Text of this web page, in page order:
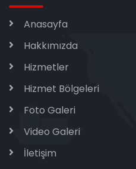
Anasayfa
Hakkımızda
Hizmetler
Hizmet Bölgeleri
Foto Galeri
Video Galeri
İletişim